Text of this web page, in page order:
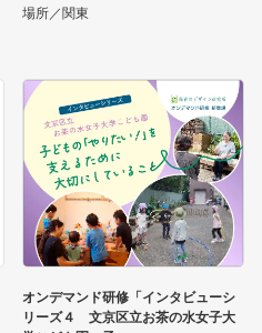
場所／関東
オンデマンド研修「インタビューシ
リーズ４ 文京区立お茶の水女子大